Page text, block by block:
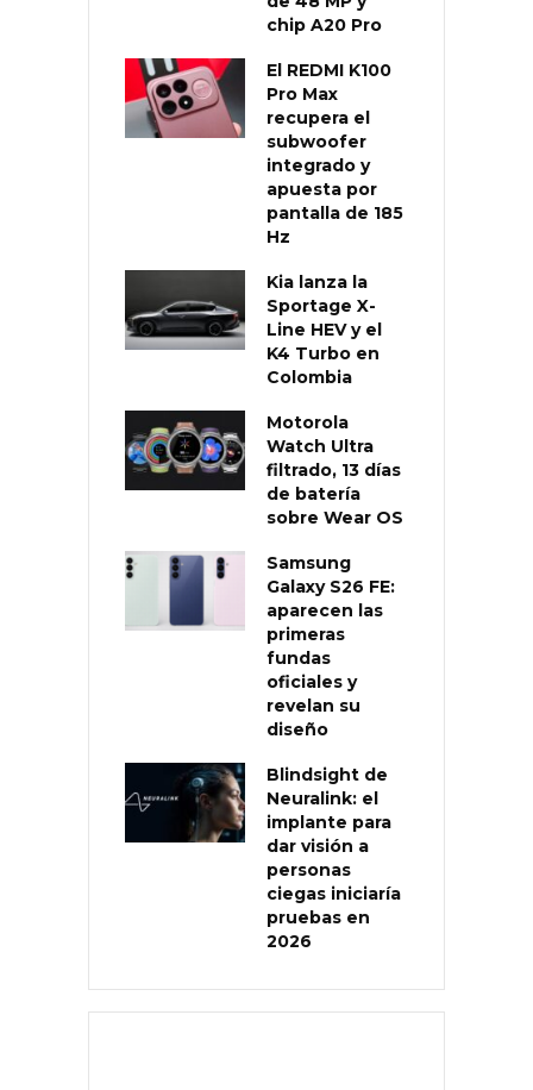
chip A20 Pro
El REDMI K100
Pro Max
recupera el
subwoofer
integrado y
apuesta por
pantalla de 185
Hz
Kia lanza la
Sportage X-
Line HEV y el
K4 Turbo en
Colombia
Motorola
Watch Ultra
filtrado, 13 días
de batería
sobre Wear OS
Samsung
Galaxy S26 FE:
aparecen las
primeras
fundas
oficiales y
revelan su
diseño
Blindsight de
Neuralink: el
implante para
dar visión a
personas
ciegas iniciaría
pruebas en
2026